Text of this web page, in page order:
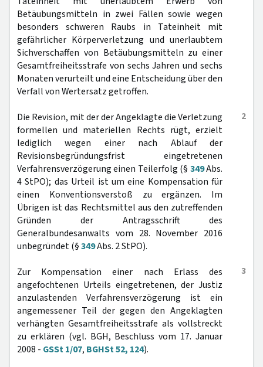
Betäubungsmitteln in zwei Fällen sowie wegen
besonders schweren Raubs in Tateinheit mit
gefährlicher Körperverletzung und unerlaubtem
Sichverschaffen von Betäubungsmitteln zu einer
Gesamtfreiheitsstrafe von sechs Jahren und sechs
Monaten verurteilt und eine Entscheidung über den
Verfall von Wertersatz getroffen.
2
Die Revision, mit der der Angeklagte die Verletzung
formellen und materiellen Rechts rügt, erzielt
lediglich wegen einer nach Ablauf der
Revisionsbegründungsfrist eingetretenen
Verfahrensverzögerung einen Teilerfolg (§ 349Abs.
4 StPO); das Urteil ist um eine Kompensation für
einen Konventionsverstoß zu ergänzen. Im
Übrigen ist das Rechtsmittel aus den zutreffenden
Gründen der Antragsschrift des
Generalbundesanwalts vom 28. November 2016
unbegründet (§349Abs. 2 StPO).
3
Zur Kompensation einer nach Erlass des
angefochtenen Urteils eingetretenen, der Justiz
anzulastenden Verfahrensverzögerung ist ein
angemessener Teil der gegen den Angeklagten
verhängten Gesamtfreiheitsstrafe als vollstreckt
zu erklären (vgl. BGH, Beschluss vom 17. Januar
2008 - GSSt 1/07, BGHSt 52, 124).